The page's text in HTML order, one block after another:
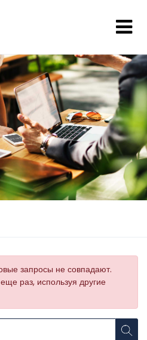
запросы не совпадают.
раз, используя другие